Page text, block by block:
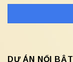
DỰ ÁN NỔI BẬT